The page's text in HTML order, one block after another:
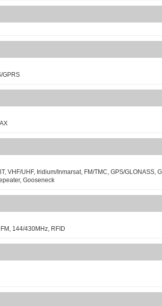
GPRS
VHF/UHF, Iridium/Inmarsat, FM/TMC, GPS/GLONASS,
Gooseneck
144/430MHz, RFID